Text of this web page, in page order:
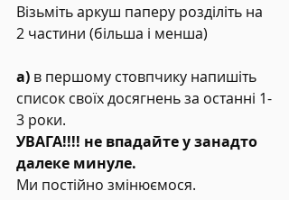
Візьміть аркуш паперу розділіть на
2 частини (більша і менша)
а) в першому стовпчику напишіть
список своїх досягнень за останні 1-
3 роки.
УВАГА!!!! не впадайте у занадто
далеке минуле.
Ми постійно змінюємося.